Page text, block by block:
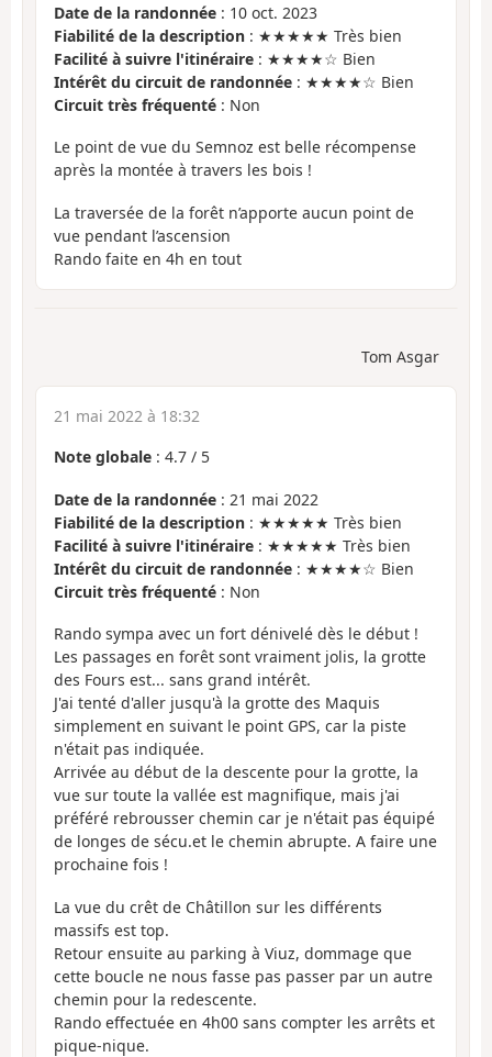
Date de la randonnée : 10 oct. 2023
Fiabilité de la description : ★★★★★ Très bien
Facilité à suivre l'itinéraire : ★★★★☆ Bien
Intérêt du circuit de randonnée : ★★★★☆ Bien
Circuit très fréquenté : Non
Le point de vue du Semnoz est belle récompense
après la montée à travers les bois !
La traversée de la forêt n’apporte aucun point de
vue pendant l’ascension
Rando faite en 4h en tout
Tom Asgar
21 mai 2022 à 18:32
Note globale : 4.7 / 5
Date de la randonnée : 21 mai 2022
Fiabilité de la description : ★★★★★ Très bien
Facilité à suivre l'itinéraire : ★★★★★ Très bien
Intérêt du circuit de randonnée : ★★★★☆ Bien
Circuit très fréquenté : Non
Rando sympa avec un fort dénivelé dès le début !
Les passages en forêt sont vraiment jolis, la grotte
des Fours est... sans grand intérêt.
J'ai tenté d'aller jusqu'à la grotte des Maquis
simplement en suivant le point GPS, car la piste
n'était pas indiquée.
Arrivée au début de la descente pour la grotte, la
vue sur toute la vallée est magnifique, mais j'ai
préféré rebrousser chemin car je n'était pas équipé
de longes de sécu.et le chemin abrupte. A faire une
prochaine fois !
La vue du crêt de Châtillon sur les différents
massifs est top.
Retour ensuite au parking à Viuz, dommage que
cette boucle ne nous fasse pas passer par un autre
chemin pour la redescente.
Rando effectuée en 4h00 sans compter les arrêts et
pique-nique.